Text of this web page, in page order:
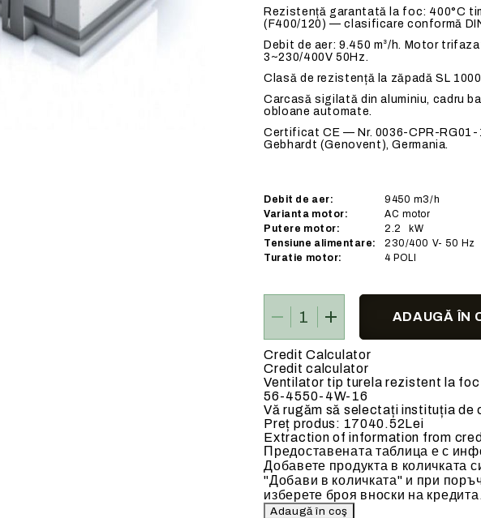
Baterii de incalzire pe apa calda (70-
Rezistență garantată la foc: 400°C
(F400/120) — clasificare conformă
Debit de aer: 9.450 m³/h. Motor
3~230/400V 50Hz.
Clasă de rezistență la zăpadă SL
Carcasă sigilată din aluminiu, cadru
obloane automate.
Certificat CE — Nr. 0036-CPR-RG01-
Gebhardt (Genovent), Germania.
Debit de aer: 9450 m3/h
Varianta motor:
AC motor
Putere motor:
2.2
kW
Tensiune alimentare:
230/400 V- 50 Hz
Turatie motor:
4 POLI
Credit Calculator
Credit calculator
Ventilator tip turela rezistent la
56-4550-4W-16
Vă rugăm să selectați instituția de
Preț produs: 17040.52Lei
Extraction of information from
Предоставената таблица е с
Добавете продукта в количката
"Добави в количката" и при
изберете броя вноски на кредита.